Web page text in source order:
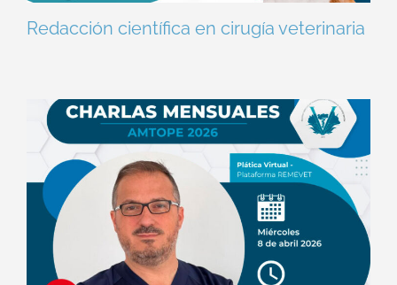
Redacción científica en cirugía veterinaria